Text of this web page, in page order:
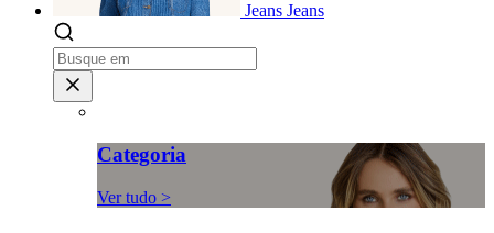
Jeans Jeans
Categoria
Ver tudo >